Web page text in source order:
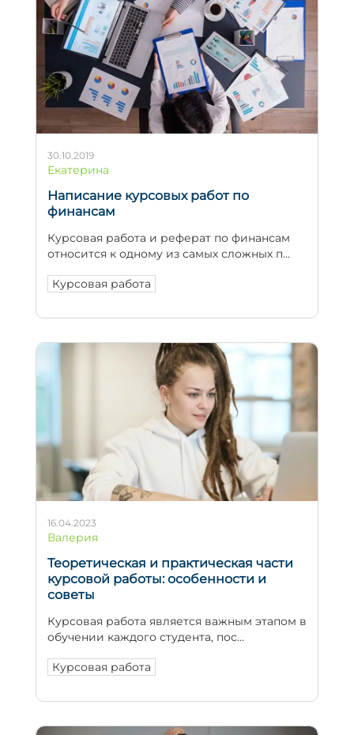
30.10.2019
Екатерина
Написание курсовых работ по
финансам
Курсовая работа и реферат по финансам
относится к одному из самых сложных п...
Курсовая работа
16.04.2023
Валерия
Теоретическая и практическая части
курсовой работы: особенности и
советы
Курсовая работа является важным этапом в
обучении каждого студента, пос...
Курсовая работа